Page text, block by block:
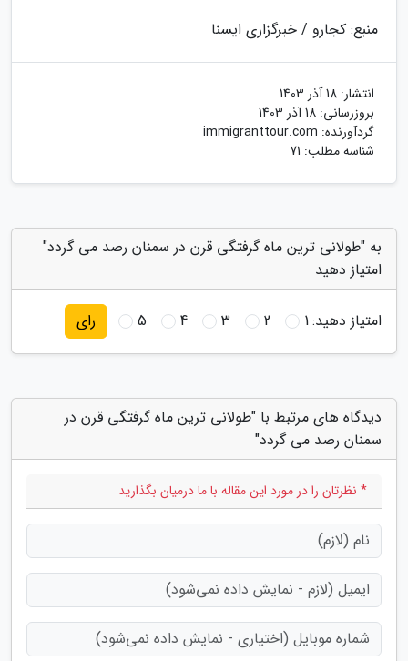
منبع: کجارو / خبرگزاری ایسنا
انتشار: 18 آذر 1403
بروزرسانی: 18 آذر 1403
گردآورنده: immigranttour.com
شناسه مطلب: 71
به "طولانی ترین ماه گرفتگی قرن در سمنان رصد می گردد"
امتیاز دهید
امتیاز دهید:1
2
3
4
5 رای
دیدگاه های مرتبط با "طولانی ترین ماه گرفتگی قرن در
سمنان رصد می گردد"
* نظرتان را در مورد این مقاله با ما درمیان بگذارید